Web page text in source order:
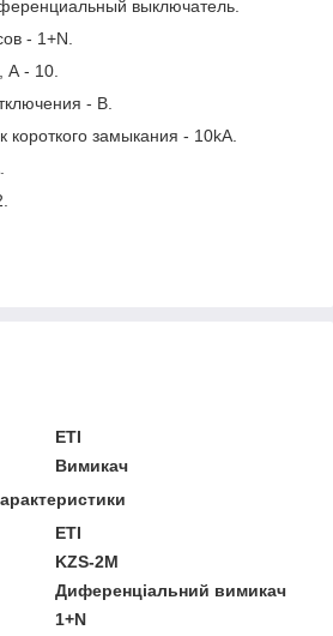
выключатель.
- 1+N.
А - 10.
- B.
короткого замыкания - 10kA.
ETI
Вимикач
ETI
KZS-2M
Диференціальний вимикач
1+N